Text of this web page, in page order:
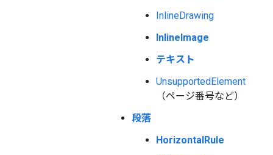
InlineDrawing
InlineImage
テキスト
UnsupportedElement
（ページ番号など）
段落
HorizontalRule